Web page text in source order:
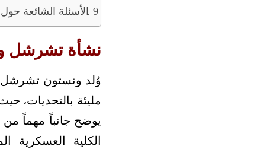
الأسئلة الشائعة
نشأة تشرشل
مليئة بالتحديات،
يوضح جانباً مهماً
الكلية